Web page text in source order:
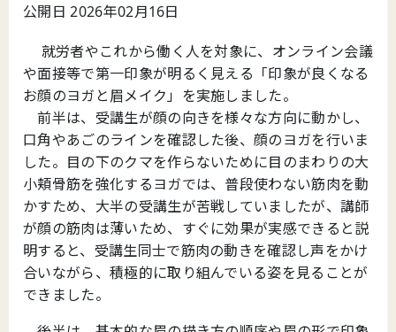
公開日 2026年02月16日
就労者やこれから働く人を対象に、オンライン会議
や面接等で第一印象が明るく見える「印象が良くなる
お顔のヨガと眉メイク」を実施しました。
前半は、受講生が顔の向きを様々な方向に動かし、
口角やあごのラインを確認した後、顔のヨガを行いま
した。目の下のクマを作らないために目のまわりの大
小頬骨筋を強化するヨガでは、普段使わない筋肉を動
かすため、大半の受講生が苦戦していましたが、講師
が顔の筋肉は薄いため、すぐに効果が実感できると説
明すると、受講生同士で筋肉の動きを確認し声をかけ
合いながら、積極的に取り組んでいる姿を見ることが
できました。